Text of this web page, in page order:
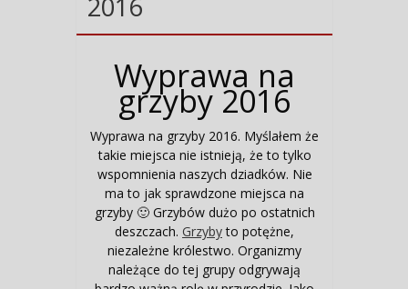
2016
Wyprawa na
grzyby 2016
Wyprawa na grzyby 2016. Myślałem że
takie miejsca nie istnieją, że to tylko
wspomnienia naszych dziadków. Nie
ma to jak sprawdzone miejsca na
grzyby 🙂 Grzybów dużo po ostatnich
deszczach. Grzybyto potężne,
niezależne królestwo. Organizmy
należące do tej grupy odgrywają